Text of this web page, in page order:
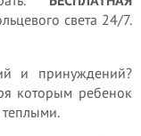
света 24/7.
и принуждений?
которым ребенок